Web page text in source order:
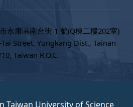
永康區南台街 1 號(Q棟二樓202室)
Street, Yungkang Dist., Tainan
Taiwan R.O.C.
Taiwan University of Science